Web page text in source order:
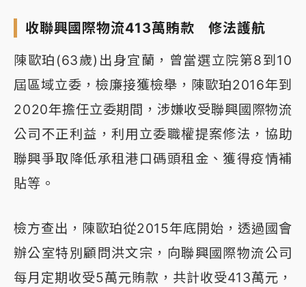
收聯興國際物流413萬賄款 修法護航
陳歐珀(63歲)出身宜蘭，曾當選立院第8到10
屆區域立委，檢廉接獲檢舉，陳歐珀2016年到
2020年擔任立委期間，涉嫌收受聯興國際物流
公司不正利益，利用立委職權提案修法，協助
聯興爭取降低承租港口碼頭租金、獲得疫情補
貼等。
檢方查出，陳歐珀從2015年底開始，透過國會
辦公室特別顧問洪文宗，向聯興國際物流公司
每月定期收受5萬元賄款，共計收受413萬元，